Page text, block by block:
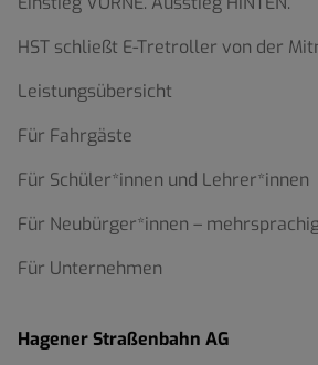
HST schließt E-Tretroller von der
Leistungsübersicht
Für Fahrgäste
Für Schüler*innen und Lehrer*innen
Für Neubürger*innen –
Für Unternehmen
Hagener Straßenbahn AG